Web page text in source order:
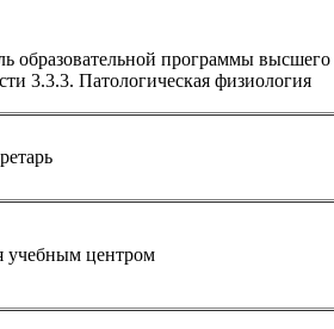
образовательной программы
3.3.3. Патологическая физиология
учебным центром